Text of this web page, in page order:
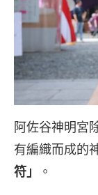
阿佐谷神明宮
有編織而成的
符」 。